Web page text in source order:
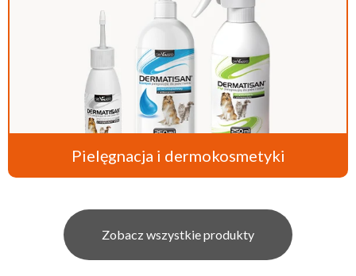
Pielęgnacja i dermokosmetyki
Zobacz wszystkie produkty